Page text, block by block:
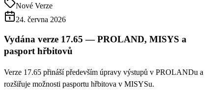
Nové Verze
24. června 2026
Vydána verze 17.65 — PROLAND, MISYS a
pasport hřbitovů
Verze 17.65 přináší především úpravy výstupů v PROLANDu a
rozšiřuje možnosti pasportu hřbitova v MISYSu.